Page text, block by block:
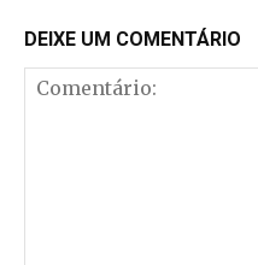
DEIXE UM COMENTÁRIO